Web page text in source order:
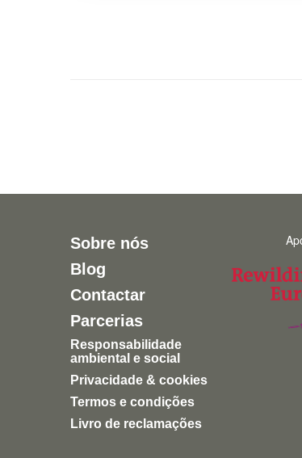
Sobre nós
Blog
Contactar
Parcerias
Responsabilidade
ambiental e social
Privacidade & cookies
Termos e condições
Livro de reclamações